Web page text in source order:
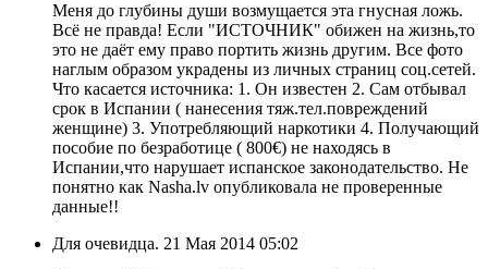
Меня до глубины души возмущается эта гнусная ложь.
Всё не правда! Если "ИСТОЧНИК" обижен на жизнь,то
это не даёт ему право портить жизнь другим. Все фото
наглым образом украдены из личных страниц соц.сетей.
Что касается источника: 1. Он известен 2. Сам отбывал
срок в Испании ( нанесения тяж.тел.повреждений
женщине) 3. Употребляющий наркотики 4. Получающий
пособие по безработице ( 800€) не находясь в
Испании,что нарушает испанское законодательство. Не
понятно как Nasha.lv опубликовала не проверенные
данные!!
Для очевидца. 21 Мая 2014 05:02